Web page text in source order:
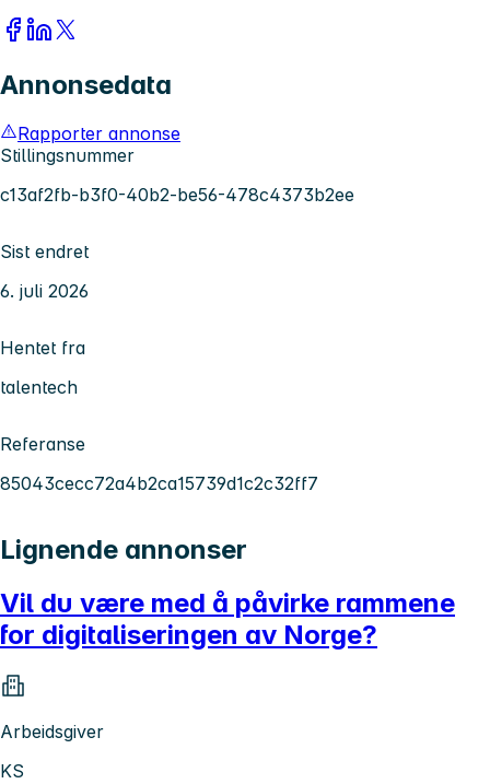
Annonsedata
Rapporter annonse
Stillingsnummer
c13af2fb-b3f0-40b2-be56-478c4373b2ee
Sist endret
6. juli 2026
Hentet fra
talentech
Referanse
85043cecc72a4b2ca15739d1c2c32ff7
Lignende annonser
Vil du være med å påvirke rammene
for digitaliseringen av Norge?
Arbeidsgiver
KS